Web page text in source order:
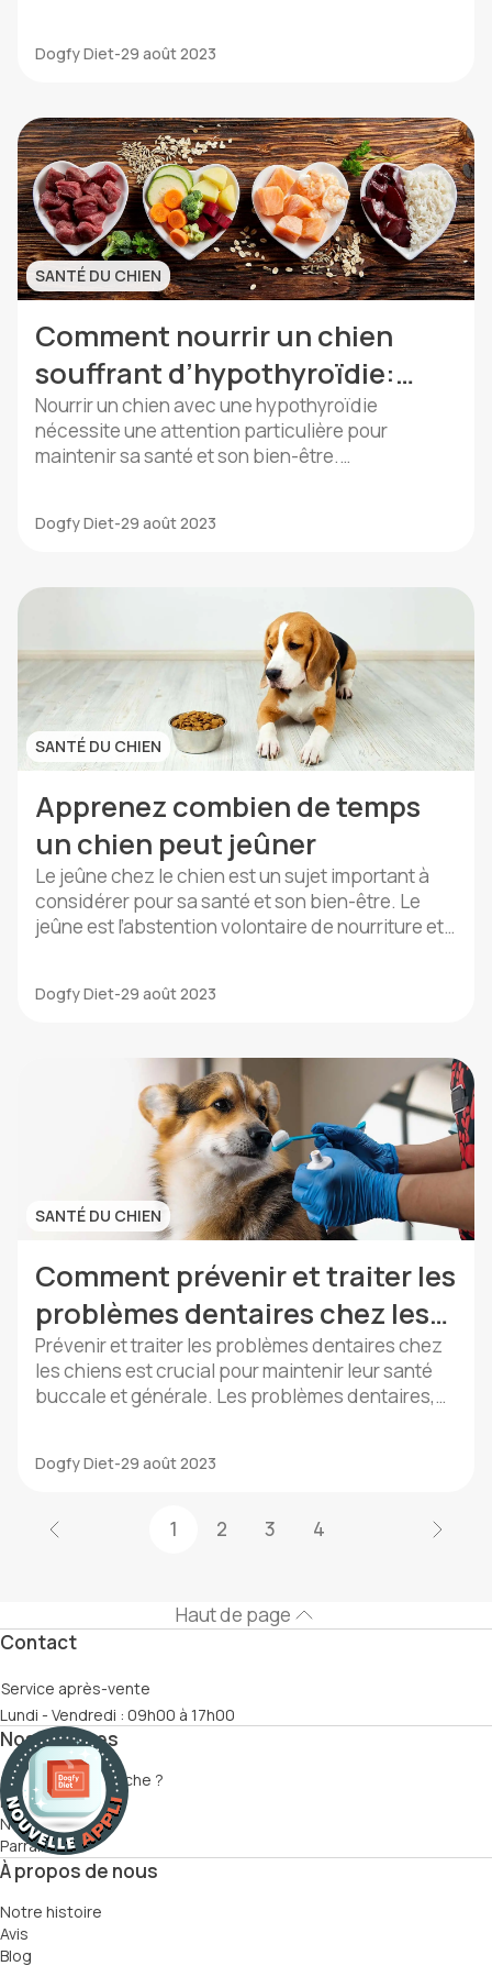
processus. Qu’est-ce que la dermatite de
Malassezia chez le chien est une […]
Dogfy Diet-29 août 2023
SANTÉ DU CHIEN
Comment nourrir un chien
souffrant d’hypothyroïdie:
conseils utiles
Nourrir un chien avec une hypothyroïdie
nécessite une attention particulière pour
maintenir sa santé et son bien-être.
d’hormone thyroïdienne, ce qui peut affecter le
chien. Voici quelques conseils utiles pour nourrir
Dogfy Diet-29 août 2023
SANTÉ DU CHIEN
Apprenez combien de temps
un chien peut jeûner
Le jeûne chez le chien est un sujet important à
considérer pour sa santé et son bien-être. Le
jeûne est l’abstention volontaire de nourriture et
est essentiel de noter que le jeûne ne devrait pas
Dogfy Diet-29 août 2023
SANTÉ DU CHIEN
Comment prévenir et traiter les
problèmes dentaires chez les
chiens
Prévenir et traiter les problèmes dentaires chez
les chiens est crucial pour maintenir leur santé
buccale et générale. Les problèmes dentaires,
peuvent provoquer des douleurs, des infections
compagnie. Entretien […]
Dogfy Diet-29 août 2023
1 2 3 4
Haut de page
Contact
Service après-vente
Lundi - Vendredi : 09h00 à 17h00
Nos services
Comment ça marche ?
Recettes
Nutritionnistes
Parrainage
À propos de nous
Notre histoire
Avis
Blog